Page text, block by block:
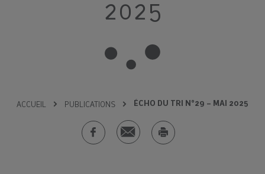
2025
ACCUEIL PUBLICATIONS ÉCHO DU TRI N°29 – MAI 2025